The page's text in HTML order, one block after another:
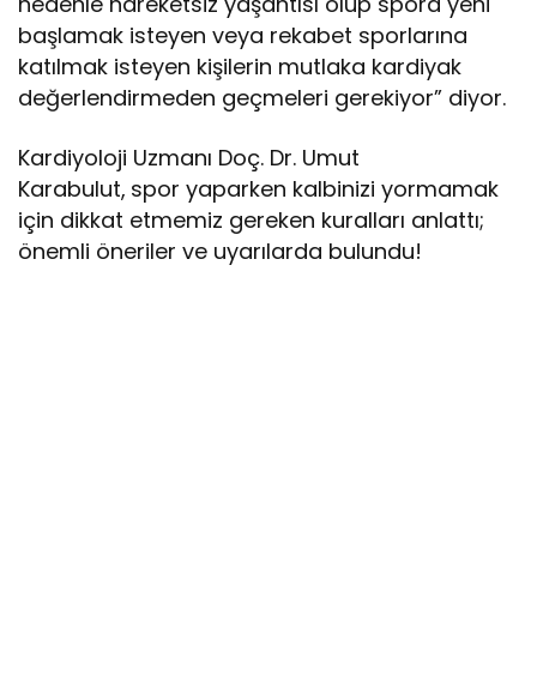
başlamak isteyen veya rekabet sporlarına
katılmak isteyen kişilerin mutlaka kardiyak
değerlendirmeden geçmeleri gerekiyor” diyor.
Kardiyoloji Uzmanı Doç. Dr. Umut
Karabulut, spor yaparken kalbinizi yormamak
için dikkat etmemiz gereken kuralları anlattı;
önemli öneriler ve uyarılarda bulundu!